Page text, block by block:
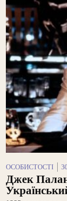
ОСОБИСТОСТІ
Джек